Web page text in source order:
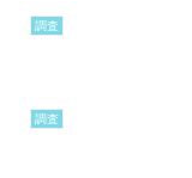
調査
調査